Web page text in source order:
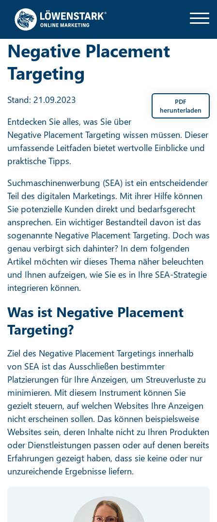
Negative Placement
Targeting
PDF
herunterladen
Stand: 21.09.2023
Entdecken Sie alles, was Sie über
Negative Placement Targeting wissen müssen. Dieser
umfassende Leitfaden bietet wertvolle Einblicke und
praktische Tipps.
Suchmaschinenwerbung (SEA) ist ein entscheidender
Teil des digitalen Marketings. Mit ihrer Hilfe können
Sie potenzielle Kunden direkt und bedarfsgerecht
ansprechen. Ein wichtiger Bestandteil davon ist das
sogenannte Negative Placement Targeting. Doch was
genau verbirgt sich dahinter? In dem folgenden
Artikel möchten wir dieses Thema näher beleuchten
und Ihnen aufzeigen, wie Sie es in Ihre SEA-Strategie
integrieren können.
Was ist Negative Placement
Targeting?
Ziel des Negative Placement Targetings innerhalb
von SEA ist das Ausschließen bestimmter
Platzierungen für Ihre Anzeigen, um Streuverluste zu
minimieren. Mit diesem Instrument können Sie
gezielt steuern, auf welchen Websites Ihre Anzeigen
nicht erscheinen sollen. Das können beispielsweise
Websites sein, deren Inhalte nicht zu Ihren Produkten
oder Dienstleistungen passen oder auf denen bereits
Erfahrungen gezeigt haben, dass sie keine oder nur
unzureichende Ergebnisse liefern.